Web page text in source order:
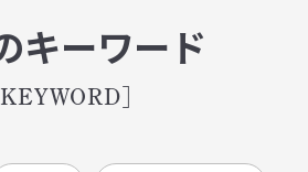
キーワード
[KEYWORD]